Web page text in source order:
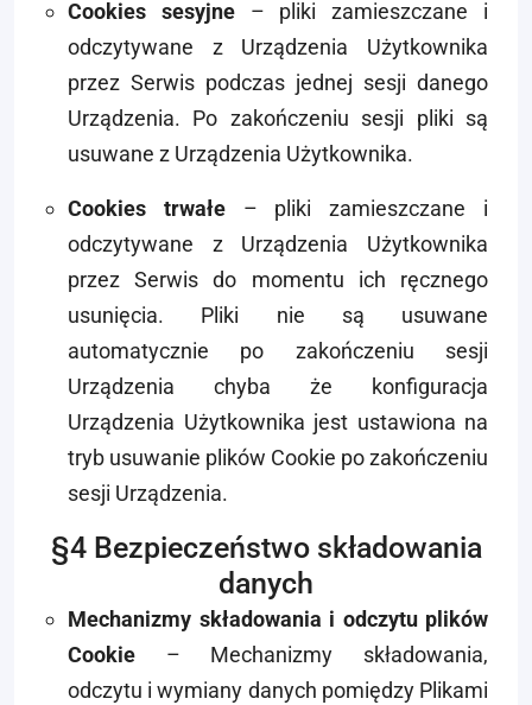
Cookies sesyjne– pliki zamieszczane i
odczytywane z Urządzenia Użytkownika
przez Serwis podczas jednej sesji danego
Urządzenia. Po zakończeniu sesji pliki są
usuwane z Urządzenia Użytkownika.
Cookies trwałe– pliki zamieszczane i
odczytywane z Urządzenia Użytkownika
przez Serwisdo momentu ich ręcznego
usunięcia. Pliki nie są usuwane
automatycznie po zakończeniu sesji
Urządzenia chyba że konfiguracja
Urządzenia Użytkownika jest ustawiona na
tryb usuwanie plików Cookie po zakończeniu
sesji Urządzenia.
§4 Bezpieczeństwo składowania
danych
Mechanizmy składowania i odczytu plików
Cookie – Mechanizmy składowania,
odczytu i wymiany danych pomiędzy Plikami